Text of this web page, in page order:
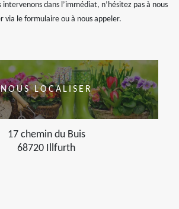
intervenons dans l’immédiat, n’hésitez pas à nous
via le formulaire ou à nous appeler.
NOUS LOCALISER
17 chemin du Buis
68720 Illfurth